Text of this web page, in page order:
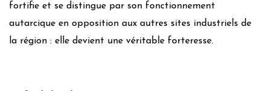
fortifie et se distingue par son fonctionnement
autarcique en opposition aux autres sites industriels de
la région : elle devient une véritable forteresse.